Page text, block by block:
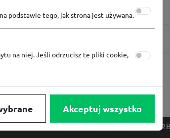
KOMPUTRONIK DYSON
podstawie tego, jak strona jest używana.
na niej. Jeśli odrzucisz te pliki cookie,
Akceptuj wszystko